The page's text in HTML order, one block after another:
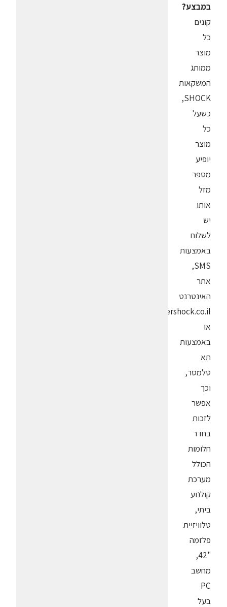
במבצע?
קונים
כל
מוצר
ממותג
המשקאות
SHOCK,
כשעל
כל
מוצר
יופיע
מספר
מזל
אותו
יש
לשלוח
באמצעות
SMS,
אתר
האינטרנט
bokershock.co.il
או
באמצעות
תא
טלמסר,
וכך
אפשר
לזכות
בחדר
חלומות
הכולל
מערכת
קולנוע
ביתי,
טלוויזיית
פלזמה
"42,
מחשב
PC
בעל